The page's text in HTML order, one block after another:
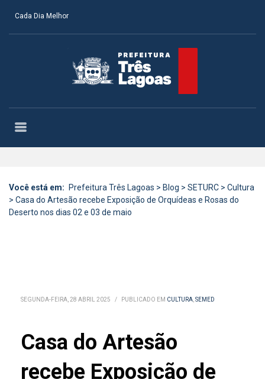
Cada Dia Melhor
Você está em: Prefeitura Três Lagoas > Blog > SETURC > Cultura
> Casa do Artesão recebe Exposição de Orquídeas e Rosas do
Deserto nos dias 02 e 03 de maio
SEGUNDA-FEIRA, 28 ABRIL 2025 / PUBLICADO EM CULTURA,SEMED
Casa do Artesão
recebe Exposição de